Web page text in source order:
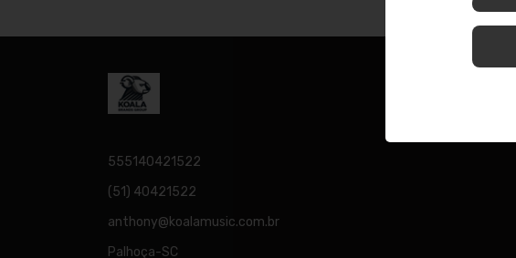
555140421522
(51) 40421522
anthony@koalamusic.com.br
Palhoça-SC